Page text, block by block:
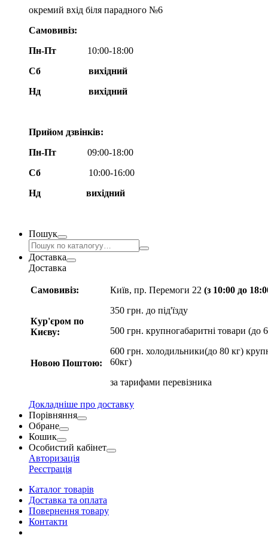
окремий вхід біля парадного №6
Самовивіз:
Пн-Пт
10:00-18:00
Сб
вихідний
Нд
вихідний
Прийом дзвінків:
Пн-Пт
09:00-18:00
Сб
10:00-16:00
Нд вихідний
Пошук
Доставка
Доставка
Самовивіз:
Кур'єром по
Києву:
Новою Поштою:
Київ, пр. Перемоги 22 (з 10:00 до
350 грн. до під'їзду
500 грн. крупногабаритні товари (до
600 грн. холодильники(до 80 кг)
60кг)
за тарифами перевізника
Докладніше про доставку
Порівняння
Обране
Кошик
Особистий кабінет
Авторизація
Реєстрація
Каталог товарів
Доставка та оплата
Повернення товару
Контакти